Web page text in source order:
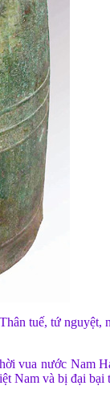
tuế, tứ
vua nước Nam
Nam và bị đại bại